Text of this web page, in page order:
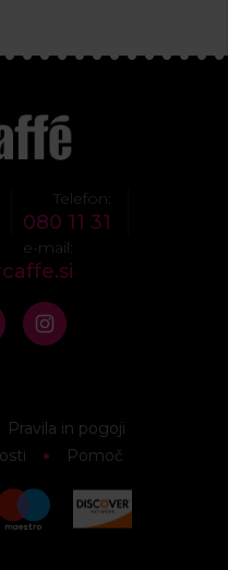
Telefon:
080 11 31
e-mail:
Pravila in pogoji
Pomoč